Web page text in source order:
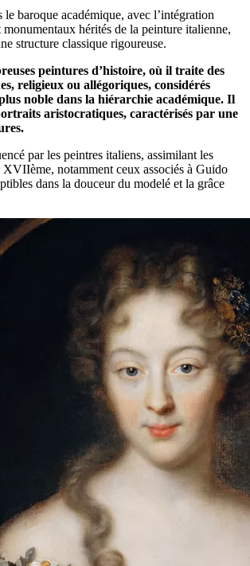
le baroque académique, avec l’intégration
monumentaux hérités de la peinture italienne,
structure classique rigoureuse.
peintures d’histoire, où il traite des
religieux ou allégoriques, considérés
noble dans la hiérarchie académique. Il
aristocratiques, caractérisés par une
par les peintres italiens, assimilant les
XVIIème, notamment ceux associés à Guido
dans la douceur du modelé et la grâce